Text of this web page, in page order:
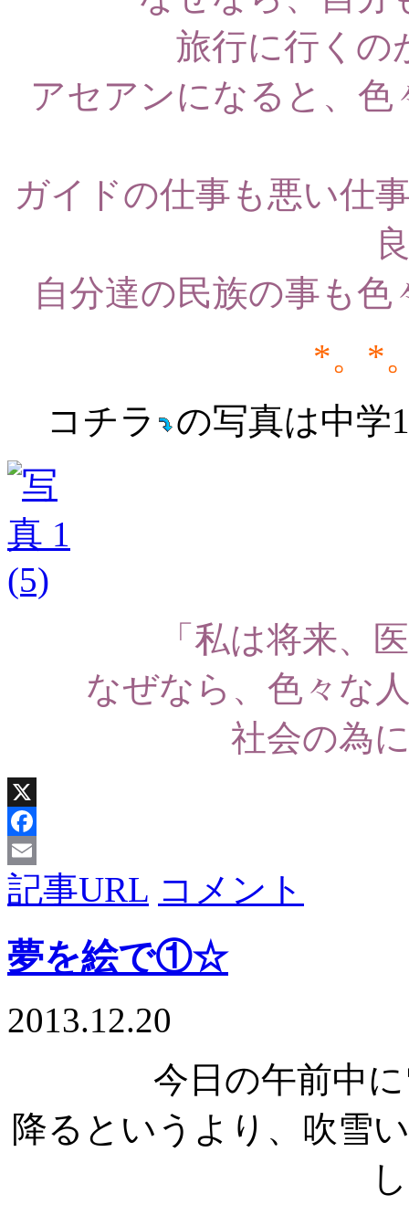
旅行に行くの
アセアンになると、
ガイドの仕事も悪い仕
自分達の民族の事も
*。*
コチラ
の写真は中学
「私は将来、
なぜなら、色々な
社会の為
X
Facebook
Email
記事URL コメント
夢を絵で①☆
2013.12.20
今日の午前中
降るというより、吹雪